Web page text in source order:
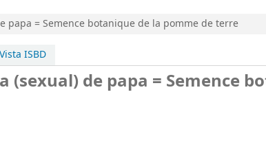
papa = Semence botanique de la pomme de terre
ISBD
(sexual) de papa = Semence